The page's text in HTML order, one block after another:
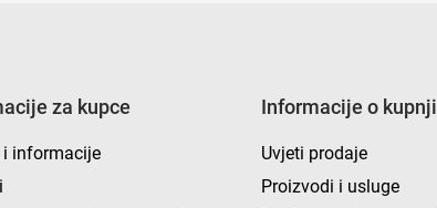
za kupce
i informacije
Informacije o kupnji
Uvjeti prodaje
Proizvodi i usluge